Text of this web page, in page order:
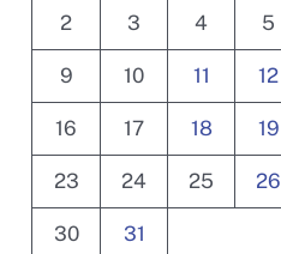
2 3 4 5
9 10 11 12
16 17 18 19
23 24 25 26
30 31